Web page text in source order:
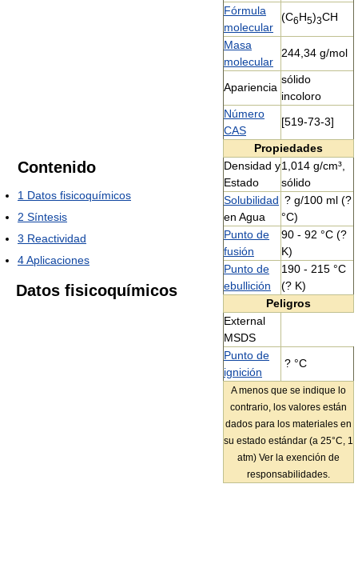
Fórmula
molecular
(C6H5)3CH
Masa
molecular
244,34 g/mol
Apariencia
sólido
incoloro
Número
CAS
[519-73-3]
Propiedades
Densidad y
Estado
1,014 g/cm³,
sólido
Solubilidad
en Agua
? g/100 ml (?
°C)
Punto de
fusión
90 - 92 °C (?
K)
Punto de
ebullición
190 - 215 °C
(? K)
Peligros
External
MSDS
Punto de
ignición
? °C
A menos que se indique lo
contrario, los valores están
dados para los materiales en
su estado estándar (a 25°C, 1
atm) Ver la exención de
responsabilidades.
Contenido
1 Datos fisicoquímicos
2 Síntesis
3 Reactividad
4Aplicaciones
Datos fisicoquímicos